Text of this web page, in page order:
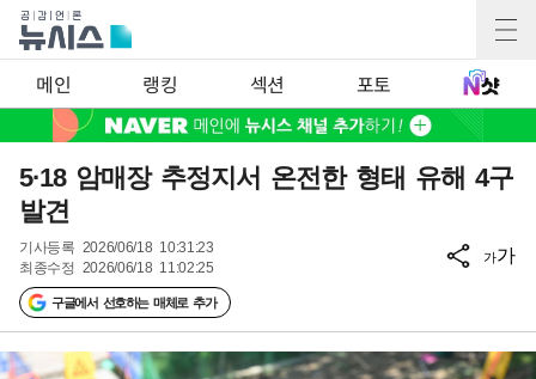
메인 랭킹 섹션 포토
5·18 암매장 추정지서 온전한 형태 유해 4구
발견
기사등록 2026/06/18 10:31:23
최종수정 2026/06/18 11:02:25
구글에서 선호하는 매체로 추가
가가